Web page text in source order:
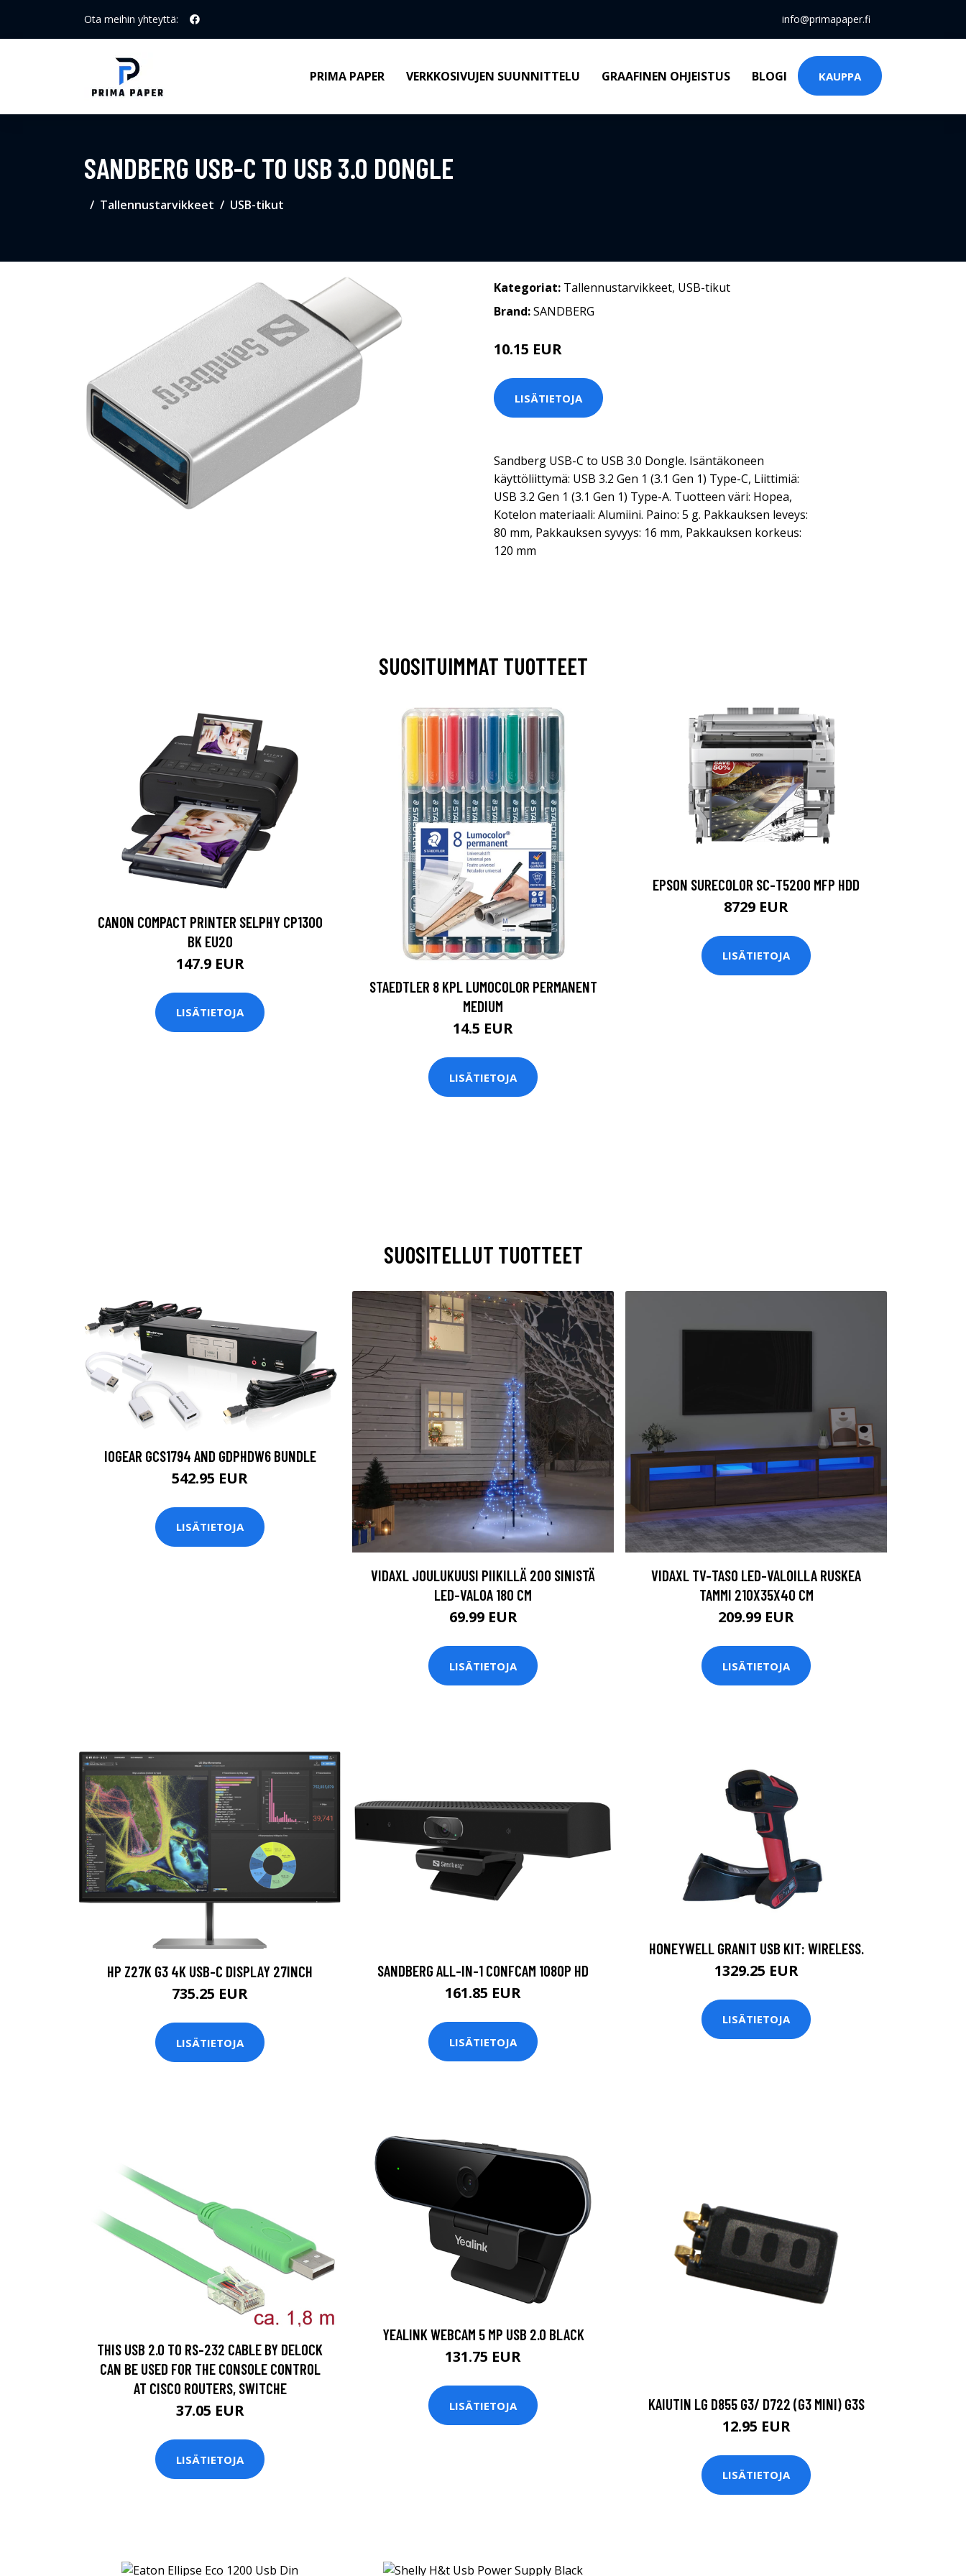
Ota meihin yhteyttä: info@primapaper.fi
PRIMA PAPER VERKKOSIVUJEN SUUNNITTELU GRAAFINEN OHJEISTUS BLOGI KAUPPA
SANDBERG USB-C TO USB 3.0 DONGLE
Tallennustarvikkeet USB-tikut
Kategoriat: Tallennustarvikkeet, USB-tikut
Brand:SANDBERG
10.15 EUR
LISÄTIETOJA
Sandberg USB-C to USB 3.0 Dongle. Isäntäkoneen
käyttöliittymä: USB 3.2 Gen 1 (3.1 Gen 1) Type-C, Liittimiä:
USB 3.2 Gen 1 (3.1 Gen 1) Type-A. Tuotteen väri: Hopea,
Kotelon materiaali: Alumiini. Paino: 5 g. Pakkauksen leveys:
80 mm, Pakkauksen syvyys: 16 mm, Pakkauksen korkeus:
120 mm
SUOSITUIMMAT TUOTTEET
CANON COMPACT PRINTER SELPHY CP1300
BK EU20
147.9 EUR
LISÄTIETOJA
STAEDTLER 8 KPL LUMOCOLOR PERMANENT
MEDIUM
14.5 EUR
LISÄTIETOJA
EPSON SURECOLOR SC-T5200 MFP HDD
8729 EUR
LISÄTIETOJA
SUOSITELLUT TUOTTEET
IOGEAR GCS1794 AND GDPHDW6 BUNDLE
542.95 EUR
LISÄTIETOJA
VIDAXL JOULUKUUSI PIIKILLÄ 200 SINISTÄ
LED-VALOA 180 CM
69.99 EUR
LISÄTIETOJA
VIDAXL TV-TASO LED-VALOILLA RUSKEA
TAMMI 210X35X40 CM
209.99 EUR
LISÄTIETOJA
HP Z27K G3 4K USB-C DISPLAY 27INCH
735.25 EUR
LISÄTIETOJA
SANDBERG ALL-IN-1 CONFCAM 1080P HD
161.85 EUR
LISÄTIETOJA
HONEYWELL GRANIT USB KIT: WIRELESS.
1329.25 EUR
LISÄTIETOJA
THIS USB 2.0 TO RS-232 CABLE BY DELOCK
CAN BE USED FOR THE CONSOLE CONTROL
AT CISCO ROUTERS, SWITCHE
37.05 EUR
LISÄTIETOJA
YEALINK WEBCAM 5 MP USB 2.0 BLACK
131.75 EUR
LISÄTIETOJA KAIUTIN LG D855 G3/ D722 (G3 MINI) G3S
12.95 EUR
LISÄTIETOJA